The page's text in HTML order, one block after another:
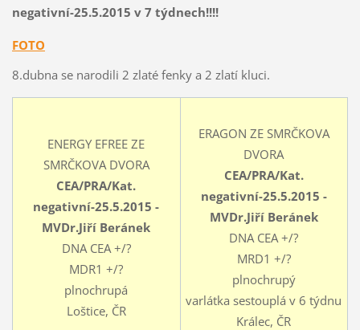
negativní-25.5.2015 v 7 týdnech!!!!
FOTO
8.dubna se narodili 2 zlaté fenky a 2 zlatí kluci.
ENERGY EFREE ZE
SMRČKOVA DVORA
CEA/PRA/Kat.
negativní-25.5.2015 -
MVDr.Jiří Beránek
DNA CEA +/?
MDR1 +/?
plnochrupá
Loštice, ČR
ERAGON ZE SMRČKOVA
DVORA
CEA/PRA/Kat.
negativní-25.5.2015 -
MVDr.Jiří Beránek
DNA CEA +/?
MRD1 +/?
plnochrupý
varlátka sestouplá v 6 týdnu
Králec, ČR